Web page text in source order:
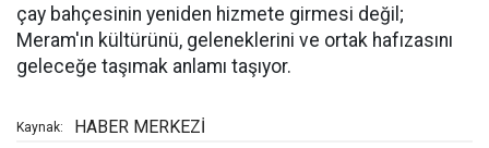
çay bahçesinin yeniden hizmete girmesi değil;
Meram'ın kültürünü, geleneklerini ve ortak hafızasını
geleceğe taşımak anlamı taşıyor.
Kaynak: HABER MERKEZİ